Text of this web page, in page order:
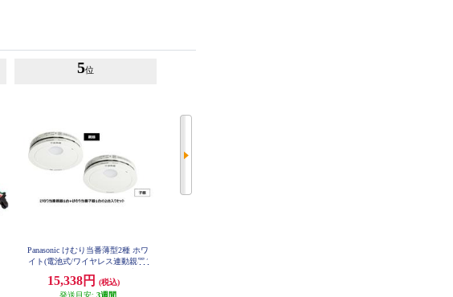
5位
Panasonic けむり当番薄型2種 ホワ
イト(電池式/ワイヤレス連動親器/
タパック SHK79022P
15,338円
(税込)
発送目安: 3週間